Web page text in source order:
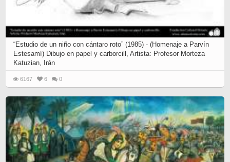
“Estudio de un niño con cántaro roto” (1985) - (Homenaje a Parvín
Estesamí) Dibujo en papel y carborcill, Artista: Profesor Morteza
Katuzian, Irán
6167 6 0